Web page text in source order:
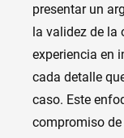
presentar un
la validez de la
experiencia en
cada detalle
caso. Este
compromiso de